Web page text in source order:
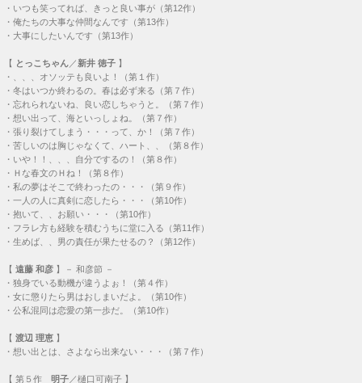
・ いつも笑ってれば、きっと良い事が（第12作）
・ 俺たちの大事な仲間なんです（第13作）
・ 大事にしたいんです（第13作）
【 とっこちゃん ／新井 徳子 】
・
、、、オソッテも良いよ！（第１作）
・ 冬はいつか終わるの。春は必ず来る（第７作）
・ 忘れられないね、良い恋しちゃうと。（第７作）
・ 想い出って、海といっしょね。（第７作）
・ 張り裂けてしまう・・・って、か！（第７作）
・ 苦しいのは胸じゃなくて、ハート、、（第８作）
・ いや！！、、、自分でするの！（第８作）
・ Ｈな春文のＨね！（第８作）
・ 私の夢はそこで終わったの・・・（第９作）
・ 一人の人に真剣に恋したら・・・（第10作）
・ 抱いて、、お願い・・・（第10作）
・ フラレ方も経験を積むうちに堂に入る（第11作）
・ 生めば、、男の責任が果たせるの？（第12作）
【 遠藤 和彦 】－ 和彦節 －
・ 独身でいる動機が違うよぉ！（第４作）
・ 女に懲りたら男はおしまいだよ。（第10作）
・ 公私混同は恋愛の第一歩だ。（第10作）
【 渡辺 理恵 】
・ 想い出とは、さよなら出来ない・・・（第７作）
【 第５作 明子 ／樋口可南子 】